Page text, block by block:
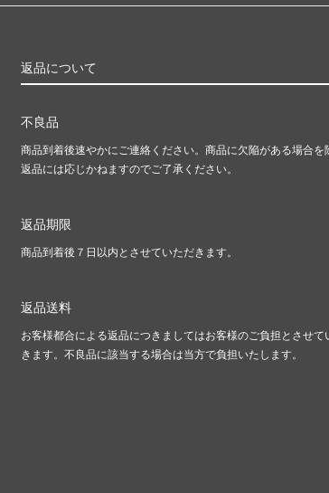
返品について
不良品
商品到着後速やかにご連絡ください。商品に欠陥がある場合を
返品には応じかねますのでご了承ください。
返品期限
商品到着後７日以内とさせていただきます。
返品送料
お客様都合による返品につきましてはお客様のご負担とさせて
きます。不良品に該当する場合は当方で負担いたします。